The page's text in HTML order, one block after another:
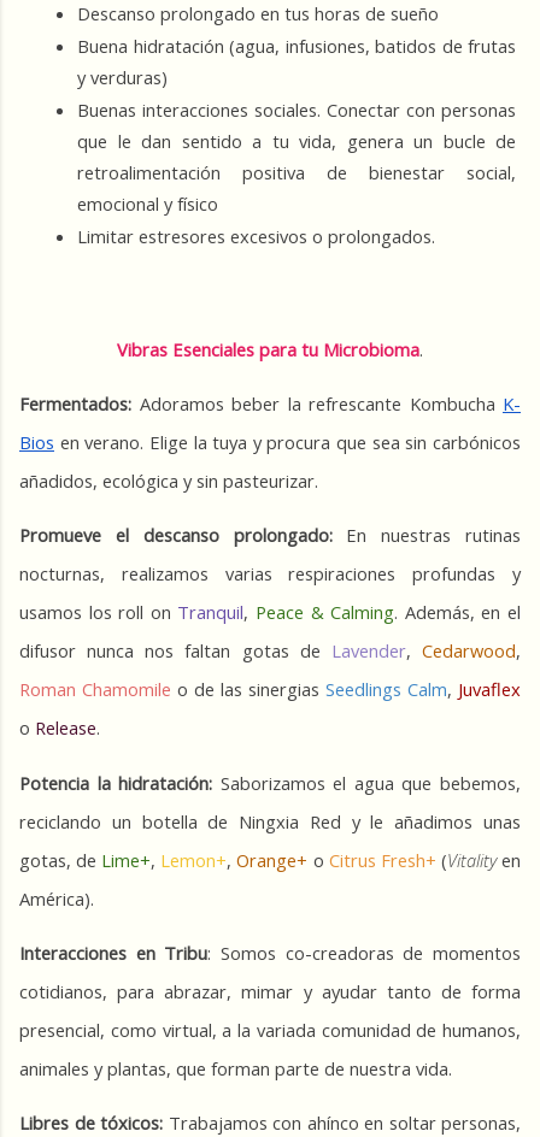
Descanso prolongado en tus horas de sueño
Buena hidratación (agua, infusiones, batidos de frutas
y verduras)
Buenas interacciones sociales. Conectar con personas
que le dan sentido a tu vida, genera un bucle de
retroalimentación positiva de bienestar social,
emocional y físico
Limitar estresores excesivos o prolongados.
Vibras Esenciales para tu Microbioma.
Fermentados: Adoramos beber la refrescante Kombucha K-
Bios en verano. Elige la tuya y procura que sea sin carbónicos
añadidos, ecológica y sin pasteurizar.
Promueve el descanso prolongado: En nuestras rutinas
nocturnas, realizamos varias respiraciones profundas y
usamos los roll on Tranquil, Peace & Calming. Además, en el
difusor nunca nos faltan gotas de Lavender, Cedarwood
Roman Chamomile o de las sinergias Seedlings Calm, Juvaflex
o Release.
Potencia la hidratación: Saborizamos el agua que bebemos,
reciclando un botella de Ningxia Red y le añadimos unas
gotas, de Lime+, Lemon+, Orange+ o Citrus Fresh+ (Vitality en
América).
Interacciones en Tribu: Somos co-creadoras de momentos
cotidianos, para abrazar, mimar y ayudar tanto de forma
presencial, como virtual, a la variada comunidad de humanos,
animales y plantas, que forman parte de nuestra vida.
Libres de tóxicos: Trabajamos con ahínco en soltar personas,